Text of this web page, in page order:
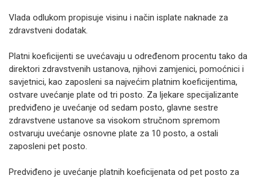
Vlada odlukom propisuje visinu i način isplate naknade za
zdravstveni dodatak.
Platni koeficijenti se uvećavaju u određenom procentu tako da
direktori zdravstvenih ustanova, njihovi zamjenici, pomoćnici i
savjetnici, kao zaposleni sa najvećim platnim koeficijentima,
ostvare uvećanje plate od tri posto. Za ljekare specijalizante
predviđeno je uvećanje od sedam posto, glavne sestre
zdravstvene ustanove sa visokom stručnom spremom
ostvaruju uvećanje osnovne plate za 10 posto, a ostali
zaposleni pet posto.
Predviđeno je uvećanje platnih koeficijenata od pet posto za